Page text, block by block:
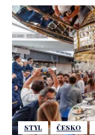
STYL ČESKO